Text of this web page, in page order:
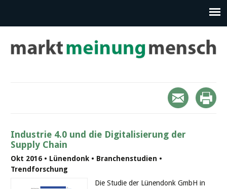
Industrie 4.0 und die Digitalisierung der
Supply Chain
Okt 2016 • Lünendonk • Branchenstudien •
Trendforschung
Die Studie der Lünendonk GmbH in